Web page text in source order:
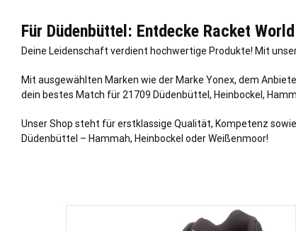
Für Düdenbüttel: Entdecke Racket
Deine Leidenschaft verdient hochwertige Produkte! Mit
Mit ausgewählten Marken wie der Marke Yonex, dem
dein bestes Match für 21709 Düdenbüttel, Heinbockel ,
Unser Shop steht für erstklassige Qualität, Kompetenz
Düdenbüttel – Hammah, Heinbockel oder Weißenmoor!